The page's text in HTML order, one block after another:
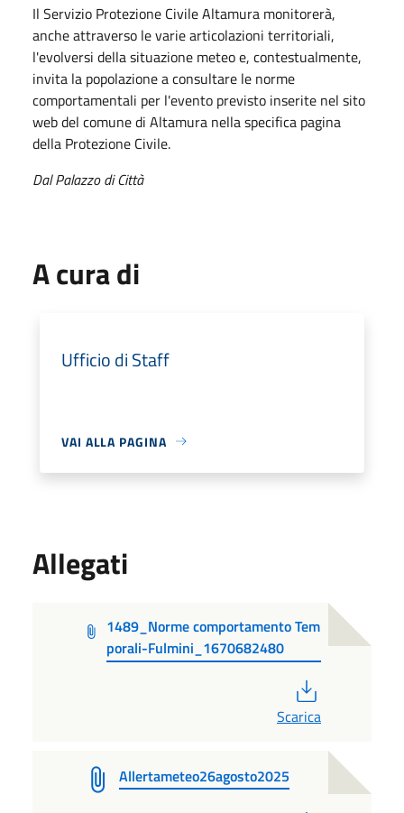
Il Servizio Protezione Civile Altamura monitorerà,
anche attraverso le varie articolazioni territoriali,
l'evolversi della situazione meteo e, contestualmente,
invita la popolazione a consultare le norme
comportamentali per l'evento previsto inserite nel sito
web del comune di Altamura nella specifica pagina
della Protezione Civile.
Dal Palazzo di Città
A cura di
Ufficio di Staff
VAI ALLA PAGINA
Allegati
1489_Norme comportamento Tem
porali-Fulmini_1670682480
Scarica
Allertameteo26agosto2025